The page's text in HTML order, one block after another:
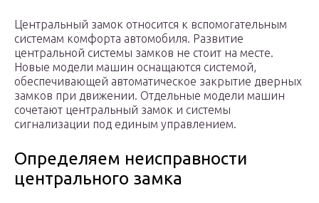
Центральный замок относится к вспомогательным
системам комфорта автомобиля. Развитие
центральной системы замков не стоит на месте.
Новые модели машин оснащаются системой,
обеспечивающей автоматическое закрытие дверных
замков при движении. Отдельные модели машин
сочетают центральный замок и системы
сигнализации под единым управлением.
Определяем неисправности
центрального замка